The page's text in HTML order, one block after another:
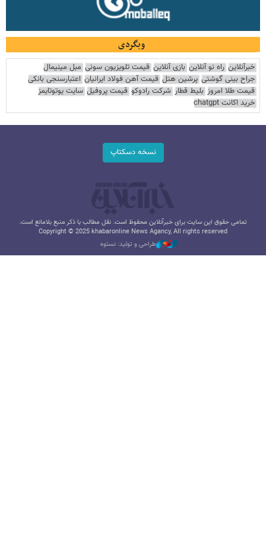
وبگردی
خبرآنلاین راه نو آنلاین بازی آنلاین قیمت تلویزیون سونی مبل مینیمال
جراح بینی گوشتی پرشین هتل قیمت آهن فولاد ایرانیان اعتبارسنجی بانکی
قیمت طلا امروز بلیط قطار شرکت رادوکو قیمت پروفیل سایت یوتوتایمز
خرید اکانت chatgpt
نسخه دسکتاپ
تمامی حقوق این سایت برای خبرآنلاین محفوظ است. نقل مطالب با ذکر منبع بلامانع است.
Copyright © 2025 khabaronline News Agancy, All rights reserved
طراحی و تولید: نستوه